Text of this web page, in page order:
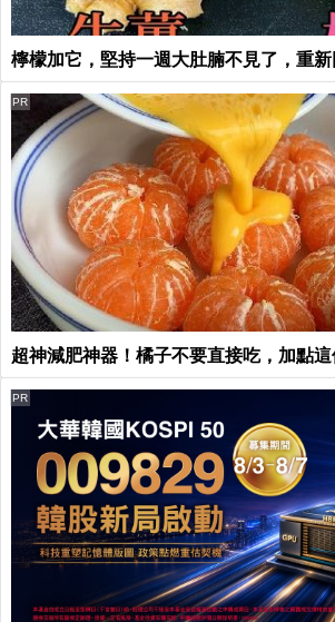
檸檬加它，堅持一週大肚腩不見了，重
超神減肥神器！橘子不要直接吃，加點
PR
PR